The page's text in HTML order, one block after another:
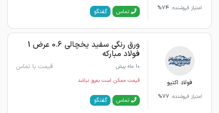
امتیاز فروشنده: 74% تماس گفتگو
فولاد اکتیو
امتیاز فروشنده: 77%
ورق رنگی سفید یخچالی 0.6 عرض 1
فولاد مبارکه
10 ماه پیش قیمت با تماس
قیمت ممکن است به‌روز نباشد
تماس گفتگو